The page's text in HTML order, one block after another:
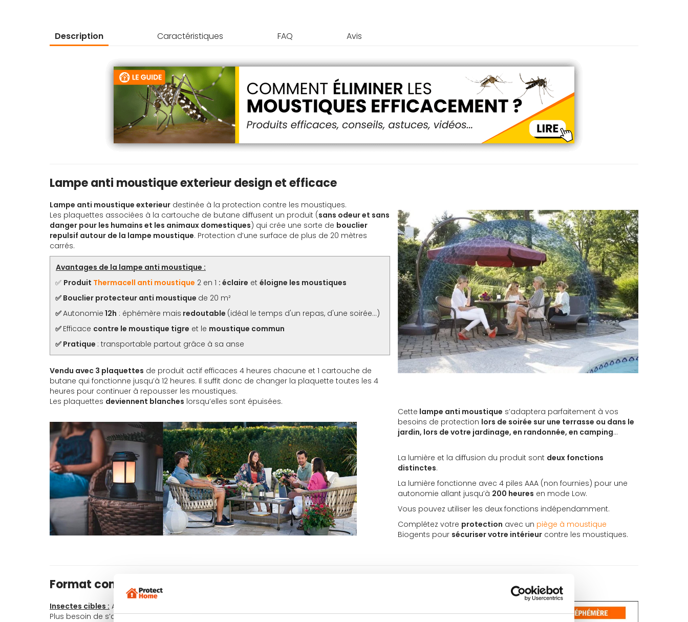
Description Caractéristiques FAQ Avis
Lampe anti moustique exterieur design et efficace
Lampe anti moustique exterieur destinée à la protection contre les moustiques.
Les plaquettes associées à la cartouche de butane diffusent un produit (sans odeur et sans
danger pour les humains et les animaux domestiques) qui crée une sorte de bouclier
repulsif autour de la lampe moustique. Protection d’une surface de plus de 20 mètres
carrés.
Avantages de la lampe anti moustique :
✅ Produit Thermacell anti moustique 2 en 1 : éclaire et éloigne les moustiques
✅ Bouclier protecteur anti moustique de 20 m²
✅Autonomie 12h : éphémère mais redoutable (idéal le temps d'un repas, d'une soirée...)
✅ Efficace contre le moustique tigre et le moustique commun
✅ Pratique : transportable partout grâce à sa anse
Vendu avec 3 plaquettes de produit actif efficaces 4 heures chacune et 1 cartouche de
butane qui fonctionne jusqu’à 12 heures. Il suffit donc de changer la plaquette toutes les 4
heures pour continuer à repousser les moustiques.
Les plaquettes deviennent blanches lorsqu’elles sont épuisées.
Cette lampe anti moustique s’adaptera parfaitement à vos
besoins de protection lors de soirée sur une terrasse ou dans le
jardin, lors de votre jardinage, en randonnée, en camping…
La lumière et la diffusion du produit sont deux fonctions
distinctes.
La lumière fonctionne avec 4 piles AAA (non fournies) pour une
autonomie allant jusqu’à 200 heures en mode Low.
Vous pouvez utiliser les deux fonctions indépendamment.
Complétez votre protection avec un piège à moustique
Biogents pour sécuriser votre intérieur contre les moustiques.
Format compact, facile à transporter et silencieux
Insectes cibles : Anti moustique tigre, anti moustique commun et petits insectes
Plus besoin de s’appliquer un produit, souvent inefficace et mauvais pour la peau.